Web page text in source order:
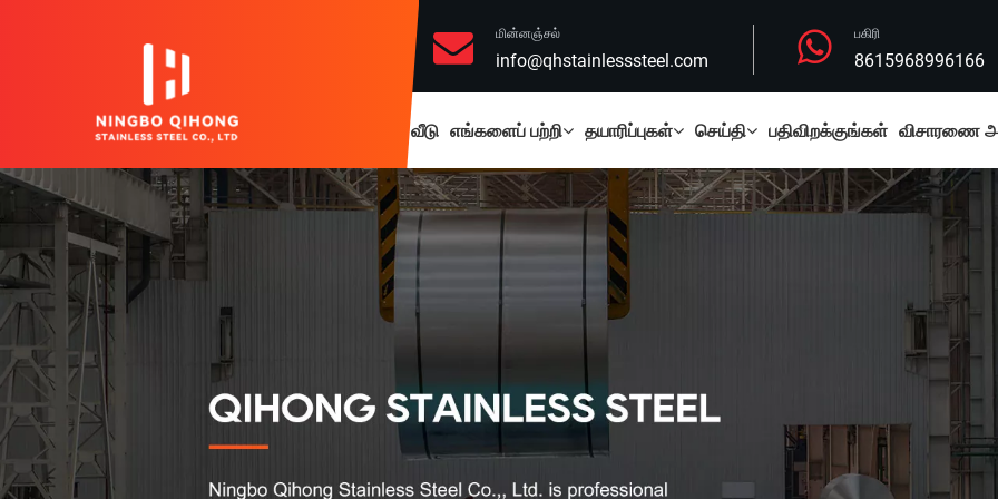
மின்னஞ்சல்
info@qhstainlesssteel.com
பகிரி
8615968996166
வீடு எங்களைப் பற்றி தயாரிப்புகள் செய்தி பதிவிறக்குங்கள் விசாரணை